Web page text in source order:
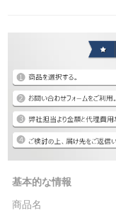
基本的な情報
商品名